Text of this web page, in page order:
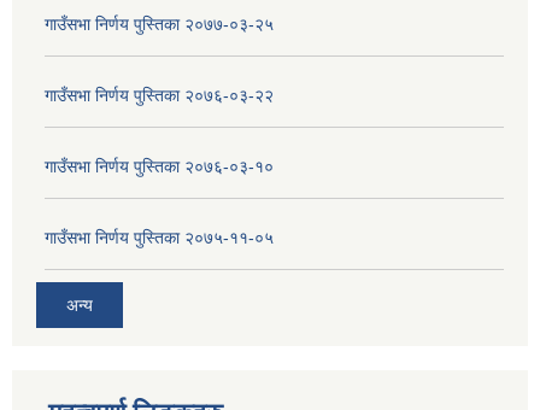
गाउँसभा निर्णय पुस्तिका २०७७-०३-२५
गाउँसभा निर्णय पुस्तिका २०७६-०३-२२
गाउँसभा निर्णय पुस्तिका २०७६-०३-१०
गाउँसभा निर्णय पुस्तिका २०७५-११-०५
अन्य